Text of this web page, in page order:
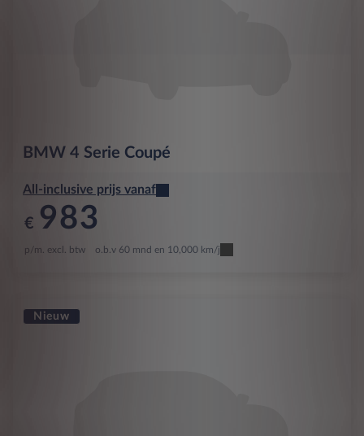
BMW 4 Serie Coupé
All-inclusive prijs vanaf
€ 983
p/m. excl. btw o.b.v 60 mnd en 10,000 km/j
Nieuw